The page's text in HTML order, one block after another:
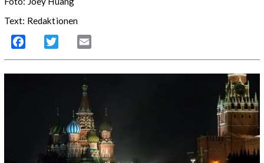
Text: Redaktionen
Facebook Twitter